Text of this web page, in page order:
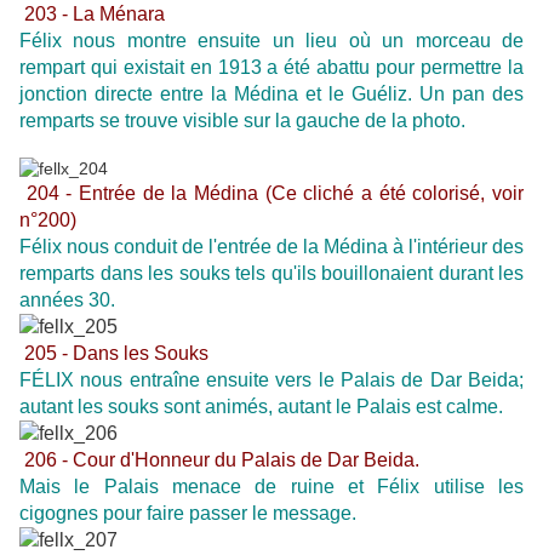
203 - La Ménara
Félix nous montre ensuite un lieu où un morceau de
rempart qui existait en 1913 a été abattu pour permettre la
jonction directe entre la Médina et le Guéliz. Un pan des
remparts se trouve visible sur la gauche de la photo.
204 - Entrée de la Médina (Ce cliché a été colorisé, voir
n°200)
Félix nous conduit de l'entrée de la Médina à l'intérieur des
remparts dans les souks tels qu'ils bouillonaient durant les
années 30.
205 - Dans les Souks
FÉLIX nous entraîne ensuite vers le Palais de Dar Beida;
autant les souks sont animés, autant le Palais est calme.
206 - Cour d'Honneur du Palais de Dar Beida.
Mais le Palais menace de ruine et Félix utilise les
cigognes pour faire passer le message.